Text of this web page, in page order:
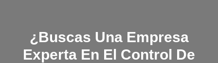
¿Buscas Una Empresa
Experta En El Control De